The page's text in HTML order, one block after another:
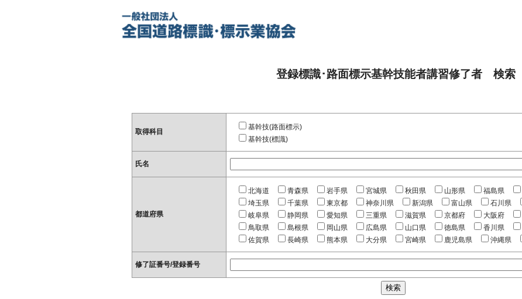
登録標識･路面標示基幹技能者講習修了者 検索
取得科目
基幹技(路面標示)
基幹技(標識)
氏名
都道府県
北海道 青森県 岩手県 宮城県 秋田県 山形県 福島県
埼玉県
千葉県 東京都 神奈川県 新潟県 富山県 石川県
岐阜県
静岡県 愛知県 三重県 滋賀県 京都府 大阪府
鳥取県
島根県 岡山県 広島県 山口県 徳島県 香川県
佐賀県
長崎県 熊本県 大分県 宮崎県 鹿児島県 沖縄県
修了証番号/登録番号